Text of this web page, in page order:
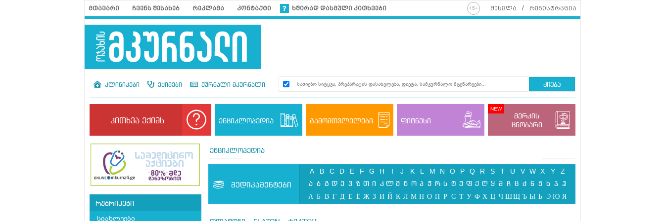
მთავარი ჩვენს შესახებ რეკლამა კონტაქტი ხშირად დასმული კითხვები შესვლა რეგისტრაცია
კლინიკები ექიმები ჟურნალი მკურნალი ძიება
კითხვა ექიმს ენციკლოპედია გამომთვლელები ფიტნესი
მერკის
ცნობარი
რუბრიკები
სიახლეები
ენციკლოპედია
მედიკამენტები
A B C D E F G H I J K L M N O P Q R S T U V W X Y Z
ა ბ გ დ ე ვ ზ თ ი კ ლ მ ნ ო პ ჟ რ ს ტ უ ფ ქ ღ ყ შ ჩ ც ძ წ ჭ ხ ჯ ჰ
А Б В Г Д Е Ё Ж З И Й К Л М Н О П Р С Т У Ф Х Ц Ч ШЩ Ъ Ы Ь Э Ю Я